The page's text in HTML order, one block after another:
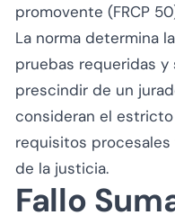
promovente (FRCP
La norma determina
pruebas requeridas
prescindir de un
consideran el
requisitos procesales
de la justicia.
Fallo